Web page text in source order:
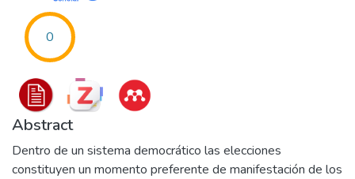
0
Abstract
Dentro de un sistema democrático las elecciones
constituyen un momento preferente de manifestación de los